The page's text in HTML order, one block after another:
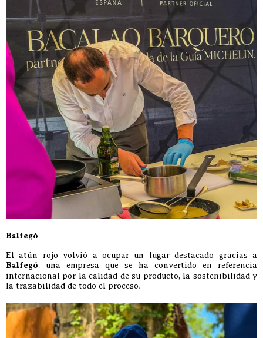
Balfegó
El atún rojo volvió a ocupar un lugar destacado gracias a
Balfegó, una empresa que se ha convertido en referencia
internacional por la calidad de su producto, la sostenibilidad y
la trazabilidad de todo el proceso.